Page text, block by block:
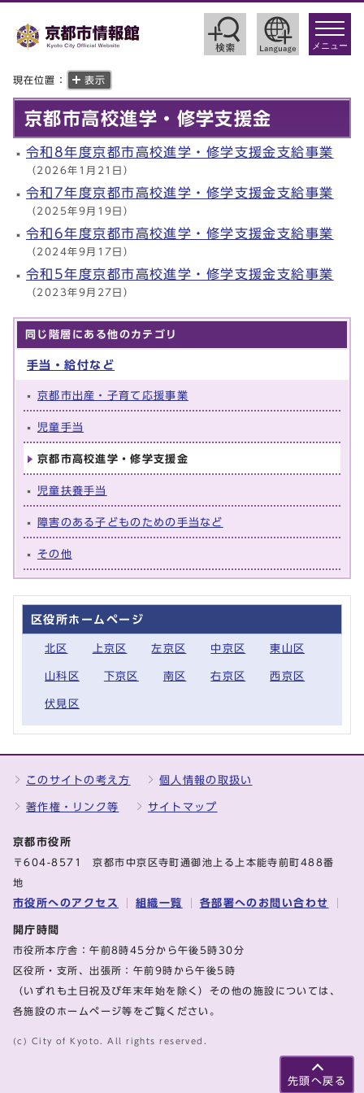
toggle
メニュー
現在位置： 表示
京都市高校進学・修学支援金
令和8年度京都市高校進学・修学支援金支給事業
（2026年1月21日）
令和7年度京都市高校進学・修学支援金支給事業
（2025年9月19日）
令和6年度京都市高校進学・修学支援金支給事業
（2024年9月17日）
令和5年度京都市高校進学・修学支援金支給事業
（2023年9月27日）
同じ階層にある他のカテゴリ
手当・給付など
京都市出産・子育て応援事業
児童手当
京都市高校進学・修学支援金
児童扶養手当
障害のある子どものための手当など
その他
区役所ホームページ
北区 上京区 左京区 中京区 東山区
山科区 下京区 南区 右京区 西京区
伏見区
先頭へ戻る
このサイトの考え方 個人情報の取扱い
著作権・リンク等 サイトマップ
京都市役所
〒604-8571 京都市中京区寺町通御池上る上本能寺前町488番
地
市役所へのアクセス 組織一覧 各部署へのお問い合わせ
開庁時間
市役所本庁舎：午前8時45分から午後5時30分
区役所・支所、出張所：午前9時から午後5時
（いずれも土日祝及び年末年始を除く）その他の施設については、
各施設のホームページ等をご覧ください。
(c) City of Kyoto. All rights reserved.